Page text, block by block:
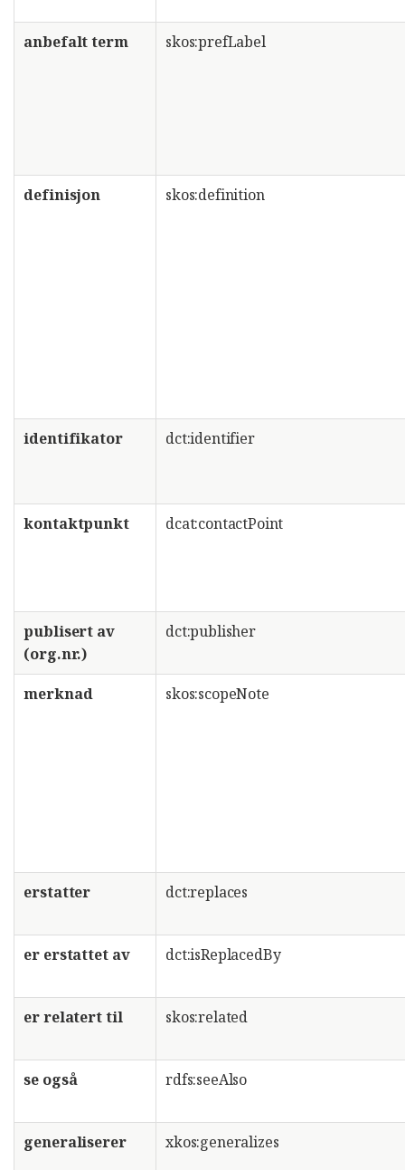
anbefalt term skos:prefLabel
definisjon skos:definition
identifikator dct:identifier
kontaktpunkt dcat:contactPoint
publisert av
(org.nr.)
dct:publisher
merknad skos:scopeNote
erstatter dct:replaces
er erstattet av dct:isReplacedBy
er relatert til skos:related
se også rdfs:seeAlso
generaliserer xkos:generalizes